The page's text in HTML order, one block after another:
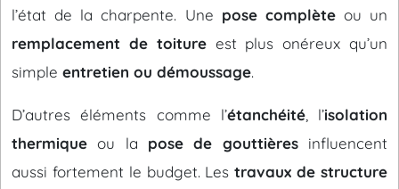
l’état de la charpente. Une pose complèteou un
remplacement de toitureest plus onéreux qu’un
simple entretien ou démoussage.
D’autres éléments comme l’étanchéité, l’isolation
thermique ou la pose de gouttièresinfluencent
aussi fortement le budget. Lestravaux de structure